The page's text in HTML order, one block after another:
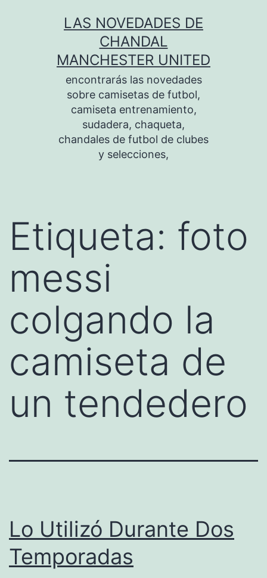
LAS NOVEDADES DE
CHANDAL
MANCHESTER UNITED
encontrarás las novedades
sobre camisetas de futbol,
camiseta entrenamiento,
sudadera, chaqueta,
chandales de futbol de clubes
y selecciones,
Etiqueta: foto
messi
colgando la
camiseta de
un tendedero
Lo Utilizó Durante Dos
Temporadas